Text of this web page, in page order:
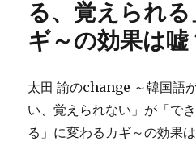
る、覚えられ
ギ～の効果は嘘
太田 諭のchange ～韓国語
い、覚えられない」が「で
る」に変わるカギ～の効果